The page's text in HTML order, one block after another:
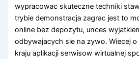
wypracowac skuteczne techniki
trybie demonstracja zagrac jest to
online bez depozytu, unces
odbywajacych sie na zywo. Wiecej
kraju aplikacji serwisow wirtualnej